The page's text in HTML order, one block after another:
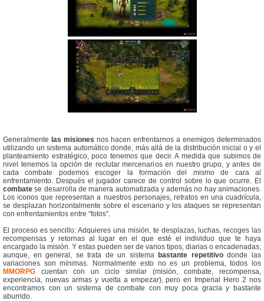
Generalmente las misiones nos hacen enfrentarnos a enemigos determinados
utilizando un sistema automático donde, más allá de la distribución inicial o y el
planteamiento estratégico, poco tenemos que decir. A medida que subimos de
nivel tenemos la opción de reclutar mercenarios en nuestro grupo, y antes de
cada combate podemos escoger la formación del mismo de cara al
enfrentamiento. Después el jugador carece de control sobre lo que ocurre. El
combate se desarrolla de manera automatizada y además no hay animaciones.
Los iconos que representan a nuestros personajes, retratos en una cuadrícula,
se desplazan horizontalmente sobre el escenario y los ataques se representan
con enfrentamientos entre “fotos”.
El proceso es sencillo: Adquieres una misión, te desplazas, luchas, recoges las
recompensas y retornas al lugar en el que esté el individuo que te haya
encargado la misión. Y estas pueden ser de varios tipos, diarias o encadenadas;
aunque, en general, se trata de un sistemabastante repetitivodonde las
variaciones son mínimas. Normalmente esto no es un problema, todos los
MMORPG cuentan con un ciclo similar (misión, combate, recompensa,
experiencia, nuevas armas y vuelta a empezar), pero en Imperial Hero 2 nos
encontramos con un sistema de combate con muy poca gracia y bastante
aburrido.